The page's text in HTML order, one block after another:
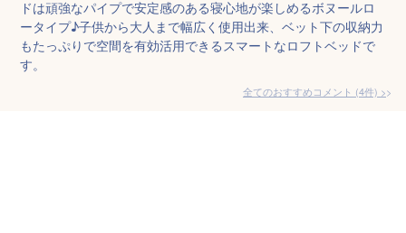
ドは頑強なパイプで安定感のある寝心地が楽しめるボヌールロ
ータイプ♪子供から大人まで幅広く使用出来、ベット下の収納力
もたっぷりで空間を有効活用できるスマートなロフトベッドで
す。
全てのおすすめコメント (4件) >